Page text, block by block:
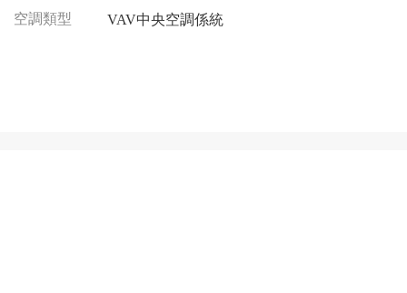
空調類型 VAV中央空調係統